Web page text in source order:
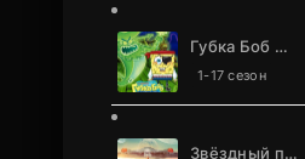
Губка Боб Квадратные Штаны
1-17 сезон
Звёздный путь: Странные новые миры